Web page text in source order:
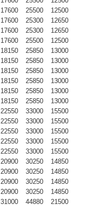
17600 25500
12500
17600 25300
12650
17600 25300
12650
17600 25500
12500
18150 25850
13000
18150 25850
13000
18150 25850
13000
18150 25850
13000
18150 25850
13000
18150 25850
13000
22550 33000
15500
22550 33000
15500
22550 33000
15500
22550 33000
15500
22550 33000
15500
20900 30250
14850
20900 30250
14850
20900 30250
14850
20900 30250
14850
31000 44880
21500